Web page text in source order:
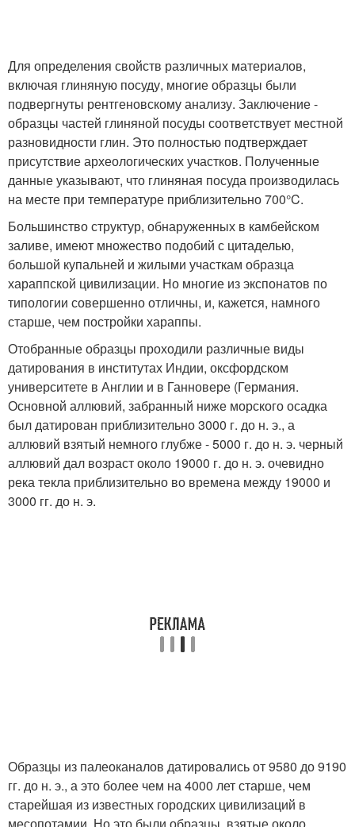
Для определения свойств различных материалов,
включая глиняную посуду, многие образцы были
подвергнуты рентгеновскому анализу. Заключение -
образцы частей глиняной посуды соответствует местной
разновидности глин. Это полностью подтверждает
присутствие археологических участков. Полученные
данные указывают, что глиняная посуда производилась
на месте при температуре приблизительно 700°C.
Большинство структур, обнаруженных в камбейском
заливе, имеют множество подобий с цитаделью,
большой купальней и жилыми участкам образца
хараппской цивилизации. Но многие из экспонатов по
типологии совершенно отличны, и, кажется, намного
старше, чем постройки хараппы.
Отобранные образцы проходили различные виды
датирования в институтах Индии, оксфордском
университете в Англии и в Ганновере (Германия.
Основной аллювий, забранный ниже морского осадка
был датирован приблизительно 3000 г. до н. э., а
аллювий взятый немного глубже - 5000 г. до н. э. черный
аллювий дал возраст около 19000 г. до н. э. очевидно
река текла приблизительно во времена между 19000 и
3000 гг. до н. э.
Образцы из палеоканалов датировались от 9580 до 9190
гг. до н. э., а это более чем на 4000 лет старше, чем
старейшая из известных городских цивилизаций в
месопотамии. Но это были образцы, взятые около